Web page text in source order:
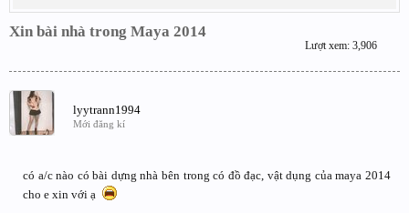
Xin bài nhà trong Maya 2014
Lượt xem: 3,906
lyytrann1994
Mới đăng kí
có a/c nào có bài dựng nhà bên trong có đồ đạc, vật dụng của maya 2014
cho e xin với ạ